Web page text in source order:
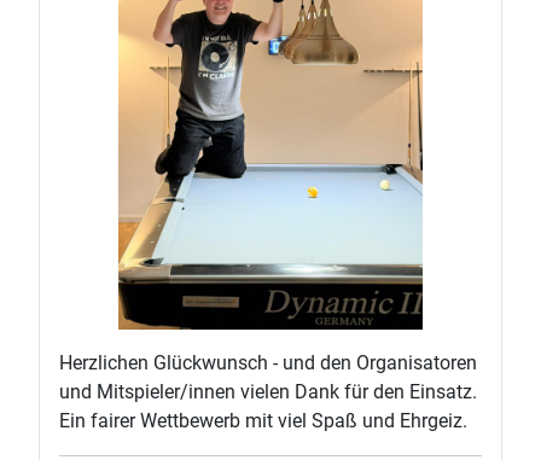
Herzlichen Glückwunsch - und den Organisatoren
und Mitspieler/innen vielen Dank für den Einsatz.
Ein fairer Wettbewerb mit viel Spaß und Ehrgeiz.